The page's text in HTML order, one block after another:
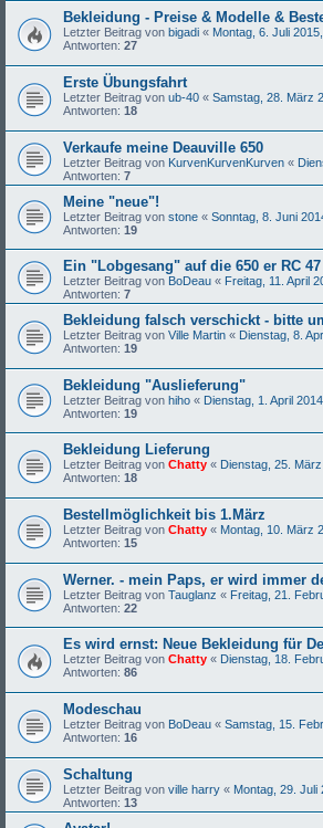
Bekleidung - Preise & Modelle &
Letzter Beitrag von bigadi « Montag, 6. Juli
Antworten: 27
Erste Übungsfahrt
Letzter Beitrag von ub-40 « Samstag, 28. März
Antworten: 18
Verkaufe meine Deauville 650
Letzter Beitrag von KurvenKurvenKurven «
Antworten: 7
Meine "neue"!
Letzter Beitrag von stone « Sonntag, 8. Juni
Antworten: 19
Ein "Lobgesang" auf die 650 er RC 47
Letzter Beitrag von BoDeau « Freitag, 11. April
Antworten: 7
Bekleidung falsch verschickt - bitte
Letzter Beitrag von Ville Martin « Dienstag, 8.
Antworten: 19
Bekleidung "Auslieferung"
Letzter Beitrag von hiho « Dienstag, 1. April
Antworten: 19
Bekleidung Lieferung
Letzter Beitrag von Chatty « Dienstag, 25.
Antworten: 18
Bestellmöglichkeit bis 1.März
Letzter Beitrag von Chatty « Montag, 10. März
Antworten: 15
Werner. - mein Paps, er wird immer
Letzter Beitrag von Tauglanz « Freitag, 21.
Antworten: 22
Es wird ernst: Neue Bekleidung für
Letzter Beitrag von Chatty « Dienstag, 18.
Antworten: 86
Modeschau
Letzter Beitrag von BoDeau « Samstag, 15.
Antworten: 16
Schaltung
Letzter Beitrag von ville harry « Montag, 29. Juli
Antworten: 13